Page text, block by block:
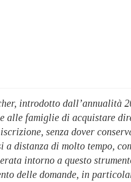
introdotto dall’annualità
alle famiglie di acquistare
senza dover
a distanza di molto tempo,
intorno a questo
delle domande, in